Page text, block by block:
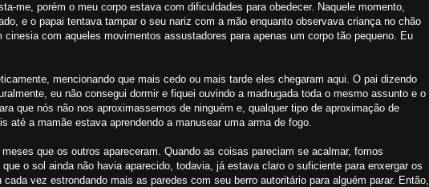
me, porém o meu corpo estava com dificuldades para obedecer. Naquele momento,
e o papai tentava tampar o seu nariz com a mão enquanto observava criança no chão
com aqueles movimentos assustadores para apenas um corpo tão pequeno. Eu
mencionando que mais cedo ou mais tarde eles chegaram aqui. O pai dizendo
eu não consegui dormir e fiquei ouvindo a madrugada toda o mesmo assunto e o
que nós não nos aproximassemos de ninguém e, qualquer tipo de aproximação de
até a mamãe estava aprendendo a manusear uma arma de fogo.
que os outros apareceram. Quando as coisas pareciam se acalmar, fomos
o sol ainda não havia aparecido, todavia, já estava claro o suficiente para enxergar os
vez estrondando mais as paredes com seu berro autoritário para alguém parar. Então,